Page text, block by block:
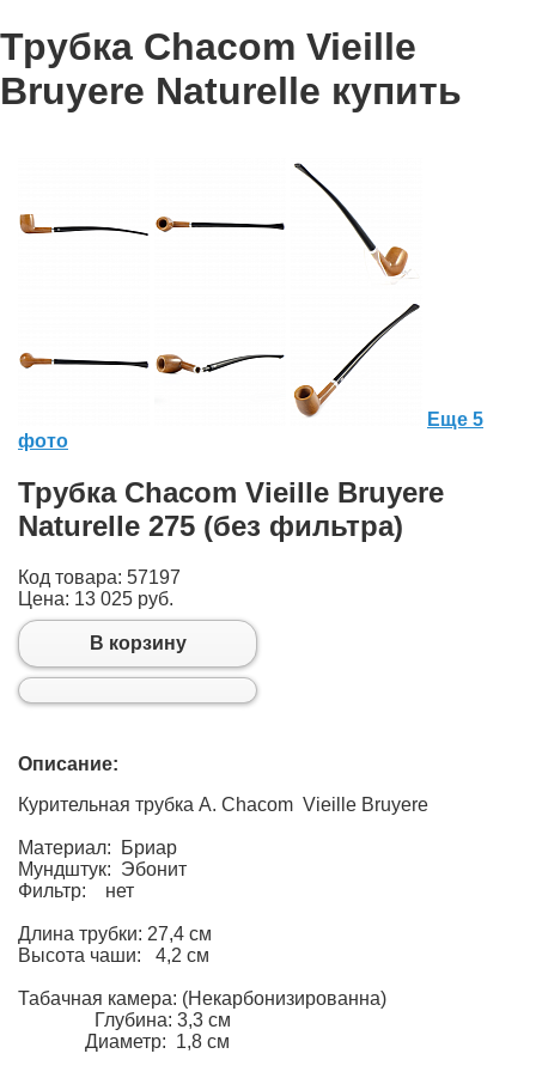
Трубка Chacom Vieille
Bruyere Naturelle купить
Еще 5
фото
Трубка Chacom Vieille Bruyere
Naturelle 275 (без фильтра)
Код товара: 57197
Цена: 13 025 руб.
В корзину
Описание:
Курительная трубка A. Chacom Vieille Bruyere
Материал: Бриар
Мундштук: Эбонит
Фильтр: нет
Длина трубки: 27,4 см
Высота чаши: 4,2 см
Табачная камера: (Некарбонизированна)
Глубина: 3,3 см
Диаметр: 1,8 см